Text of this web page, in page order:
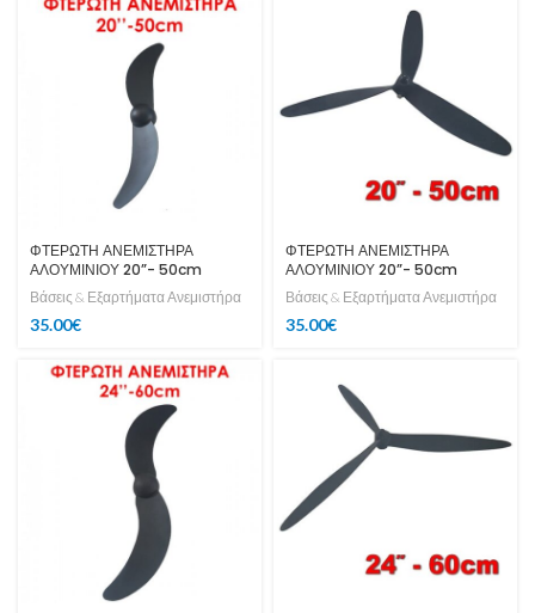
ΦΤΕΡΩΤΗ ΑΝΕΜΙΣΤΗΡΑ
ΑΛΟΥΜΙΝΙΟΥ 20”- 50cm
Βάσεις & Εξαρτήματα Ανεμιστήρα
35.00€
ΦΤΕΡΩΤΗ ΑΝΕΜΙΣΤΗΡΑ
ΑΛΟΥΜΙΝΙΟΥ 20”- 50cm
Βάσεις & Εξαρτήματα Ανεμιστήρα
35.00€